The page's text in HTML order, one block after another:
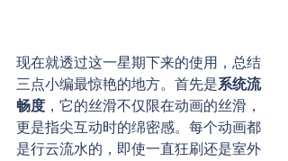
现在就透过这一星期下来的使用，总结
三点小编最惊艳的地方。首先是系统流
畅度 ，它的丝滑不仅限在动画的丝滑，
更是指尖互动时的绵密感。每个动画都
是行云流水的，即使一直狂刷还是室外